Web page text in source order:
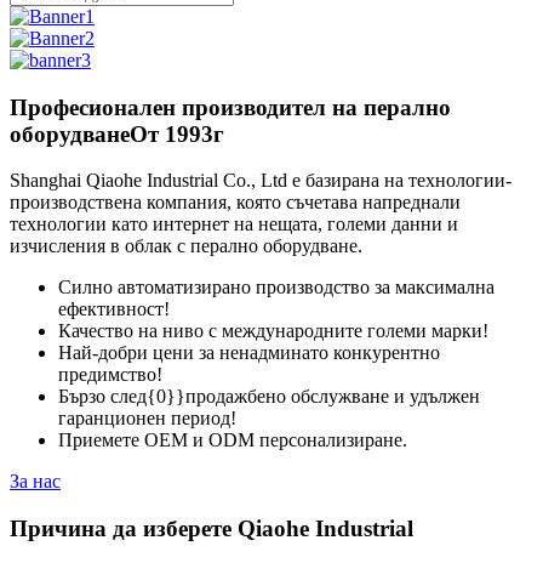
Професионален производител на перално
оборудванеОт 1993г
Shanghai Qiaohe Industrial Co., Ltd е базирана на технологии-
производствена компания, която съчетава напреднали
технологии като интернет на нещата, големи данни и
изчисления в облак с перално оборудване.
Силно автоматизирано производство за максимална
ефективност!
Качество на ниво с международните големи марки!
Най-добри цени за ненадминато конкурентно
предимство!
Бързо след{0}}продажбено обслужване и удължен
гаранционен период!
Приемете OEM и ODM персонализиране.
За нас
Причина да изберете Qiaohe Industrial